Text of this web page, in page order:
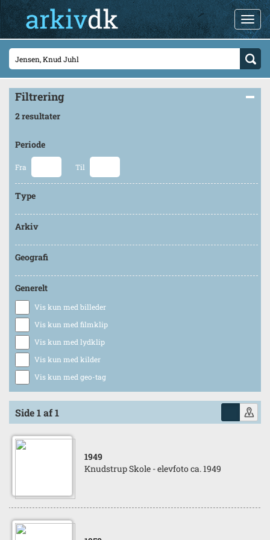
Filtrering
2 resultater
Periode
Fra Til
Type
Arkiv
Geografi
Generelt
Vis kun med billeder
Vis kun med filmklip
Vis kun med lydklip
Vis kun med kilder
Vis kun med geo-tag
Side 1 af 1
1949
Knudstrup Skole - elevfoto ca. 1949